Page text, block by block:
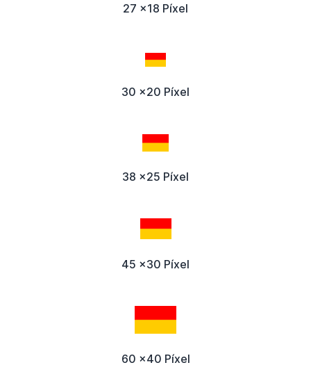
27 x18 Píxel
30 x20 Píxel
38 x25 Píxel
45 x30 Píxel
60 x40 Píxel